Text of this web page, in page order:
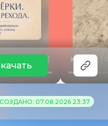
СОЗДАНО: 07.08.2026 23:37